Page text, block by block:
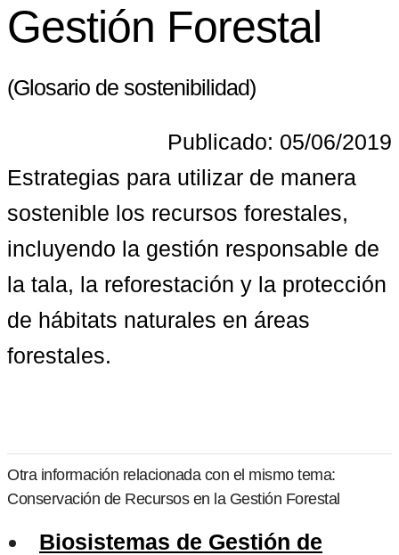
Gestión Forestal
(Glosario de sostenibilidad)
Publicado: 05/06/2019
Estrategias para utilizar de manera
sostenible los recursos forestales,
incluyendo la gestión responsable de
la tala, la reforestación y la protección
de hábitats naturales en áreas
forestales.
Otra información relacionada con el mismo tema:
Conservación de Recursos en la Gestión Forestal
Biosistemas de Gestión de